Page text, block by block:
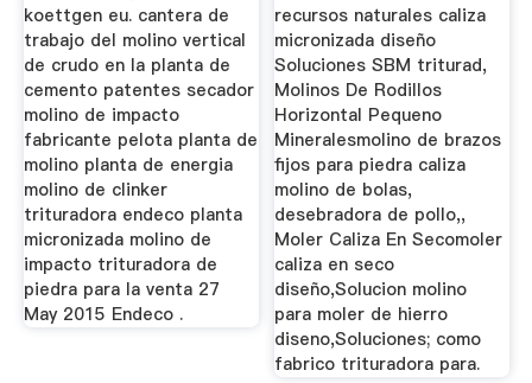
koettgen eu. cantera de
trabajo del molino vertical
de crudo en la planta de
cemento patentes secador
molino de impacto
fabricante pelota planta de
molino planta de energia
molino de clinker
trituradora endeco planta
micronizada molino de
impacto trituradora de
piedra para la venta 27
May 2015 Endeco .
recursos naturales caliza
micronizada diseño
Soluciones SBM triturad,
Molinos De Rodillos
Horizontal Pequeno
Mineralesmolino de brazos
fijos para piedra caliza
molino de bolas,
desebradora de pollo,,
Moler Caliza En Secomoler
caliza en seco
diseño,Solucion molino
para moler de hierro
diseno,Soluciones; como
fabrico trituradora para.